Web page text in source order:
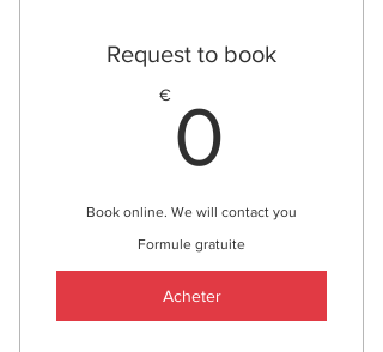
Request to book
€ 0
Book online. We will contact you
Formule gratuite
Acheter